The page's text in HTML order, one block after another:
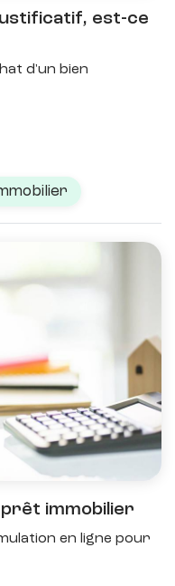
est-ce
d'un bien
immobilier
en ligne pour